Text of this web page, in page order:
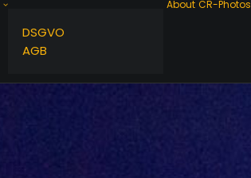
DSGVO
AGB
About CR-Photos